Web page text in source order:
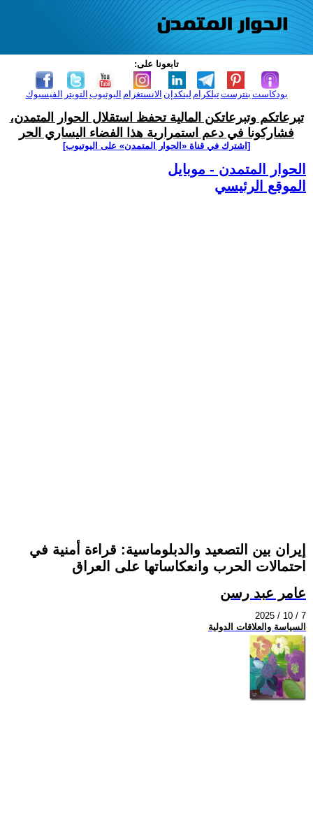
تابعونا على:
الفيسبوك التويتر اليوتيوب الانستغرام لينكدإن تيلكرامبنترست بودكاست
تبرعاتكم وتبرعاتكن المالية تحفظ استقلال الحوار المتمدن،
فشاركونا في دعم استمرارية هذا الفضاء اليساري الحر
[اشترك في قناة ‫«الحوار المتمدن» على اليوتيوب]
الحوار المتمدن - موبايل
الموقع الرئيسي
إيران بين التصعيد والدبلوماسية: قراءة أمنية في
احتمالات الحرب وانعكاساتها على العراق
عامر عبد رسن
2025 / 10 / 7
السياسة والعلاقات الدولية